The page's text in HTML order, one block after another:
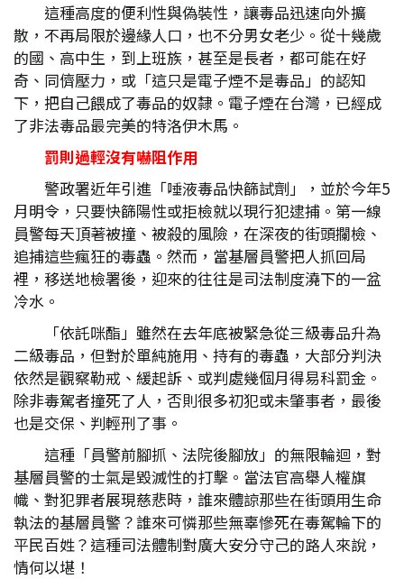
這種高度的便利性與偽裝性，讓毒品迅速向外擴
散，不再局限於邊緣人口，也不分男女老少。從十幾歲
的國、高中生，到上班族，甚至是長者，都可能在好
奇、同儕壓力，或「這只是電子煙不是毒品」的認知
下，把自己餵成了毒品的奴隸。電子煙在台灣，已經成
了非法毒品最完美的特洛伊木馬。
罰則過輕沒有嚇阻作用
警政署近年引進「唾液毒品快篩試劑」，並於今年5
月明令，只要快篩陽性或拒檢就以現行犯逮捕。第一線
員警每天頂著被撞、被殺的風險，在深夜的街頭攔檢、
追捕這些瘋狂的毒蟲。然而，當基層員警把人抓回局
裡，移送地檢署後，迎來的往往是司法制度澆下的一盆
冷水。
「依託咪酯」雖然在去年底被緊急從三級毒品升為
二級毒品，但對於單純施用、持有的毒蟲，大部分判決
依然是觀察勒戒、緩起訴、或判處幾個月得易科罰金。
除非毒駕者撞死了人，否則很多初犯或未肇事者，最後
也是交保、判輕刑了事。
這種「員警前腳抓、法院後腳放」的無限輪迴，對
基層員警的士氣是毀滅性的打擊。當法官高舉人權旗
幟、對犯罪者展現慈悲時，誰來體諒那些在街頭用生命
執法的基層員警？誰來可憐那些無辜慘死在毒駕輪下的
平民百姓？這種司法體制對廣大安分守己的路人來說，
情何以堪！